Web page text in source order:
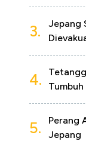
3.
Jepang
4.
5.
Perang
Jepang